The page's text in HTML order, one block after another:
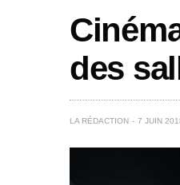
des
LA RÉDACTION 7 JUIN